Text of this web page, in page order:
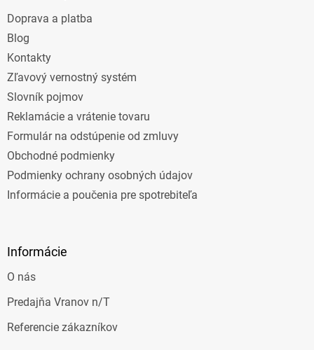
Doprava a platba
Blog
Kontakty
Zľavový vernostný systém
Slovník pojmov
Reklamácie a vrátenie tovaru
Formulár na odstúpenie od zmluvy
Obchodné podmienky
Podmienky ochrany osobných údajov
Informácie a poučenia pre spotrebiteľa
Informácie
O nás
Predajňa Vranov n/T
Referencie zákazníkov